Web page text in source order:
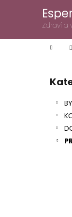
Zdraví a
í
Zpět
do
Zpět
do